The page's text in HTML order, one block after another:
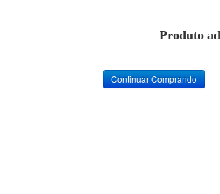
Produto
Continuar Comprando